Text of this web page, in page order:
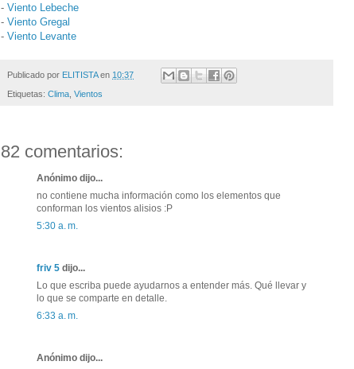
- Viento Lebeche
- Viento Gregal
- Viento Levante
Publicado por ELITISTA en 10:37
Etiquetas: Clima Vientos
82 comentarios:
Anónimo dijo...
no contiene mucha información como los elementos que
conforman los vientos alisios :P
5:30 a. m.
friv 5 dijo...
Lo que escriba puede ayudarnos a entender más. Qué llevar y
lo que se comparte en detalle.
6:33 a. m.
Anónimo dijo...